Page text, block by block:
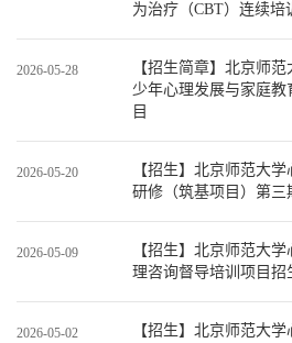
为治疗（CBT）连续培
2026-05-28
【招生简章】北京师
少年心理发展与家庭
目
2026-05-20
【招生】北京师范大
研修（筑基项目）第三
2026-05-09
【招生】北京师范大
理咨询督导培训项目招
2026-05-02
【招生】北京师范大